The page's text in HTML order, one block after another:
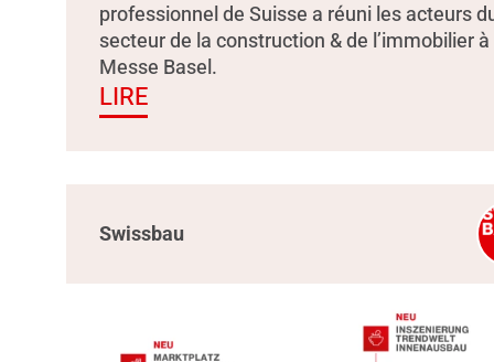
professionnel de Suisse a réuni les acteurs
secteur de la construction & de l’immobilier à
Messe Basel.
LIRE
Swissbau